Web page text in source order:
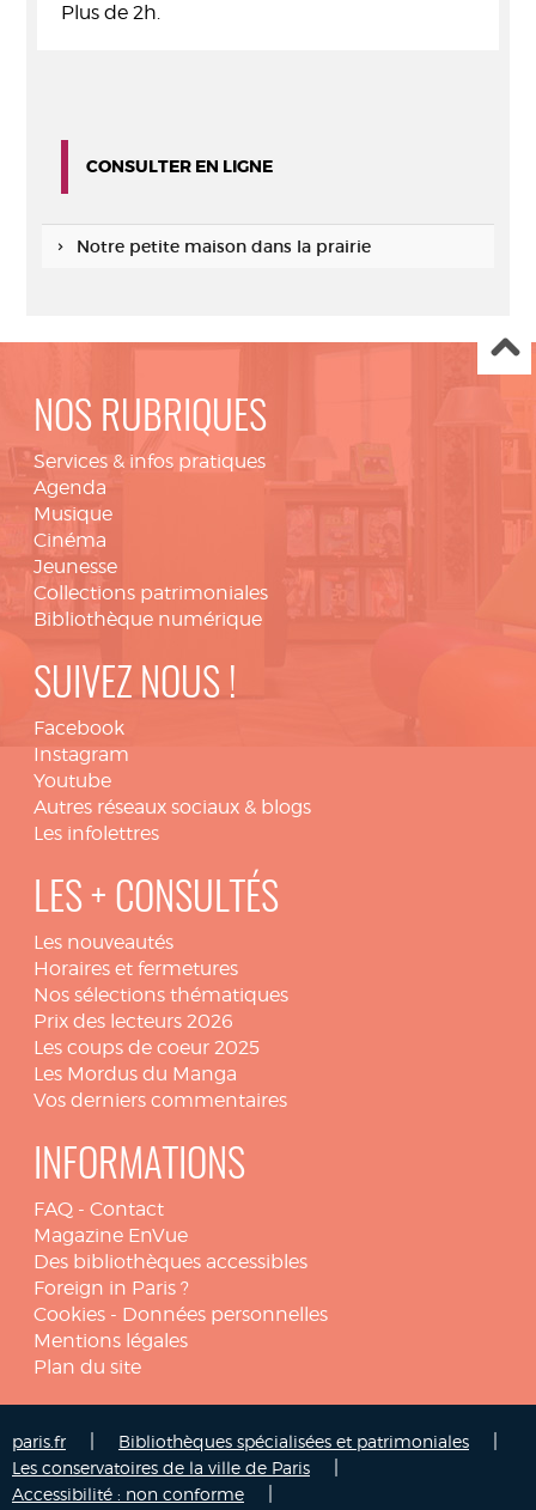
Plus de 2h.
CONSULTER EN LIGNE
Notre petite maison dans la prairie
NOS RUBRIQUES
Services & infos pratiques
Agenda
Musique
Cinéma
Jeunesse
Collections patrimoniales
Bibliothèque numérique
SUIVEZ NOUS !
Facebook
Instagram
Youtube
Autres réseaux sociaux & blogs
Les infolettres
LES + CONSULTÉS
Les nouveautés
Horaires et fermetures
Nos sélections thématiques
Prix des lecteurs 2026
Les coups de coeur 2025
Les Mordus du Manga
Vos derniers commentaires
INFORMATIONS
FAQ - Contact
Magazine EnVue
Des bibliothèques accessibles
Foreign in Paris ?
Cookies - Données personnelles
Mentions légales
Plan du site
paris.fr Bibliothèques spécialisées et patrimoniales
Les conservatoires de la ville de Paris
Accessibilité : non conforme